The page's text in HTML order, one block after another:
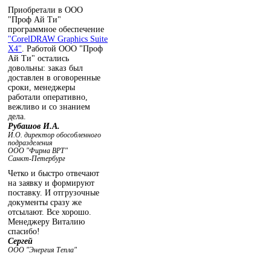
Приобретали в ООО
"Проф Ай Ти"
программное обеспечение
"CorelDRAW Graphics Suite
X4" . Работой ООО "Проф
Ай Ти" остались
довольны: заказ был
доставлен в оговоренные
сроки, менеджеры
работали оперативно,
вежливо и со знанием
дела.
Рубашов И.А.
И.О. директор обособленного
подразделения
ООО "Фирма ВРТ"
Санкт-Петербург
Четко и быстро отвечают
на заявку и формируют
поставку. И отгрузочные
документы сразу же
отсылают. Все хорошо.
Менеджеру Виталию
спасибо!
Сергей
ООО "Энергия Тепла"